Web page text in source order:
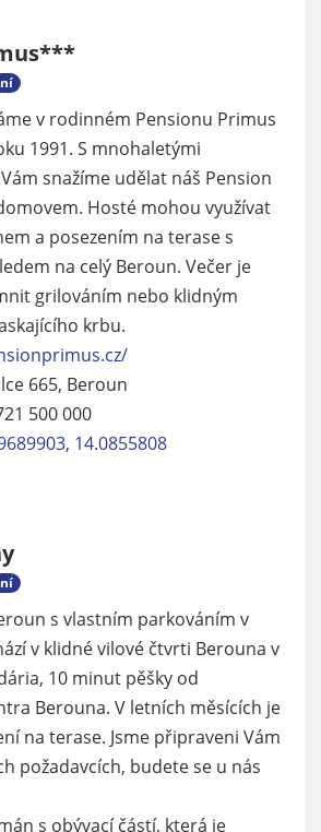
v rodinném Pensionu Primus
1991. S mnohaletými
snažíme udělat náš Pension
Hosté mohou využívat
a posezením na terase s
na celý Beroun. Večer je
grilováním nebo klidným
krbu.
665, Beroun
500 000
14.0855808
s vlastním parkováním v
v klidné vilové čtvrti Berouna v
10 minut pěšky od
Berouna. V letních měsících je
na terase. Jsme připraveni Vám
požadavcích, budete se u nás
s obývací částí, která je